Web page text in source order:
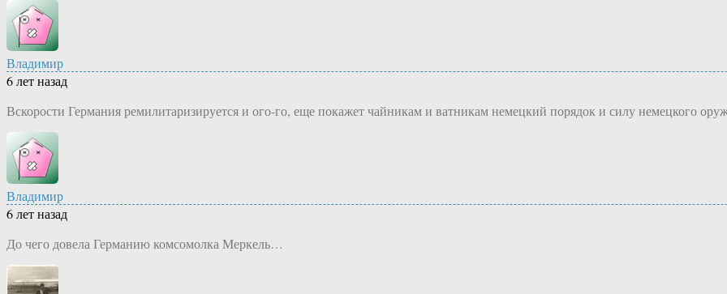
Владимир
6 лет назад
Вскорости Германия ремилитаризируется и ого-го, еще покажет чайникам и ватникам немецкий порядок и силу немецкого
Владимир
6 лет назад
До чего довела Германию комсомолка Меркель…